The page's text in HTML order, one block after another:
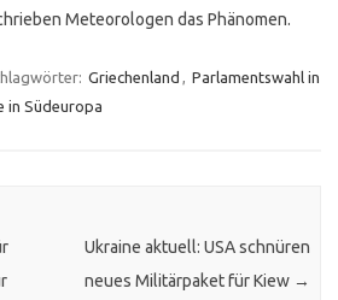
Meteorologen das Phänomen.
Griechenland , Parlamentswahl in
in Südeuropa
Ukraine aktuell: USA schnüren
neues Militärpaket für Kiew →